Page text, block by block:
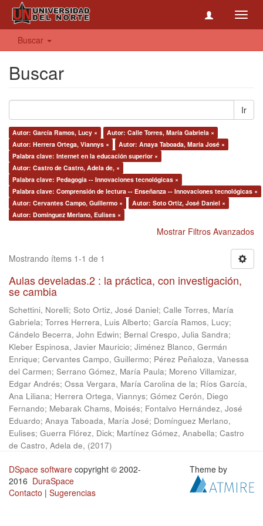
Buscar
Buscar
Ir
Autor: García Ramos, Lucy ×
Autor: Calle Torres, María Gabriela ×
Autor: Herrera Ortega, Viannys ×
Autor: Anaya Taboada, María José ×
Palabra clave: Internet en la educación superior ×
Autor: Castro de Castro, Adela de, ×
Palabra clave: Pedagogía -- Innovaciones tecnológicas ×
Palabra clave: Comprensión de lectura -- Enseñanza -- Innovaciones tecnológicas ×
Autor: Cervantes Campo, Guillermo ×
Autor: Soto Ortiz, José Daniel ×
Autor: Domínguez Merlano, Eulises ×
Mostrar Filtros Avanzados
Mostrando ítems 1-1 de 1
Aulas develadas.2 : la práctica, con investigación,
se cambia
Schettini, Norelli; Soto Ortiz, José Daniel; Calle Torres, María
Gabriela; Torres Herrera, Luis Alberto; García Ramos, Lucy;
Cándelo Becerra, John Edwin; Bernal Crespo, Julia Sandra;
Kleber Espinosa, Javier Mauricio; Jiménez Blanco, Germán
Enrique; Cervantes Campo, Guillermo; Pérez Peñaloza, Vanessa
del Carmen; Serrano Gómez, María Paula; Moreno Villamizar,
Edgar Andrés; Ossa Vergara, María Carolina de la; Ríos García,
Ana Liliana; Herrera Ortega, Viannys; Gómez Cerón, Diego
Fernando; Mebarak Chams, Moisés; Fontalvo Hernández, José
Eduardo; Anaya Taboada, María José; Domínguez Merlano,
Eulises; Guerra Flórez, Dick; Martínez Gómez, Anabella; Castro
de Castro, Adela de, (2017)
DSpace software copyright © 2002-
2016 DuraSpace
Contacto | Sugerencias
Theme by